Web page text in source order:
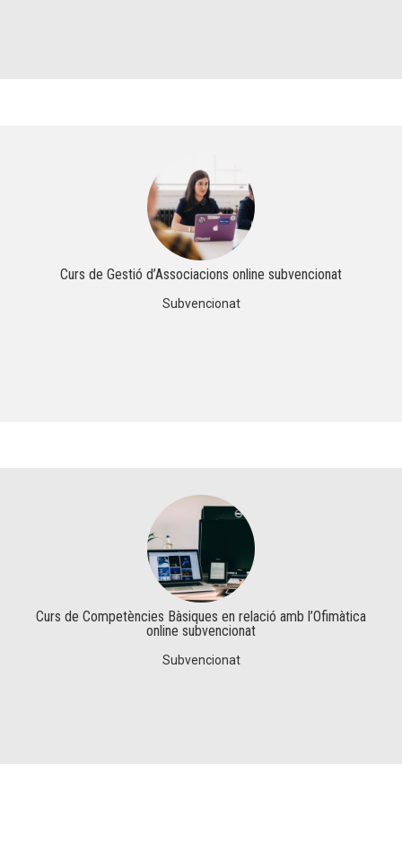
Curs de Gestió d’Associacions online subvencionat
Subvencionat
Curs de Competències Bàsiques en relació amb l’Ofimàtica
online subvencionat
Subvencionat